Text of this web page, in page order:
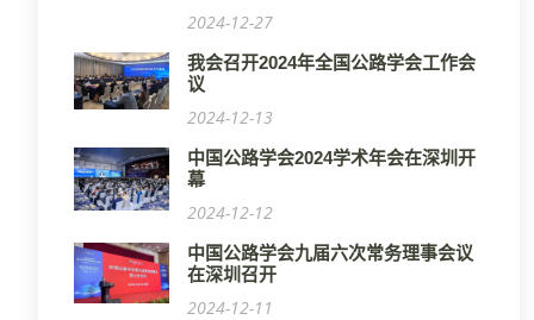
2024-12-27
我会召开2024年全国公路学会工作会
议
2024-12-13
中国公路学会2024学术年会在深圳开
幕
2024-12-12
中国公路学会九届六次常务理事会议
在深圳召开
2024-12-11